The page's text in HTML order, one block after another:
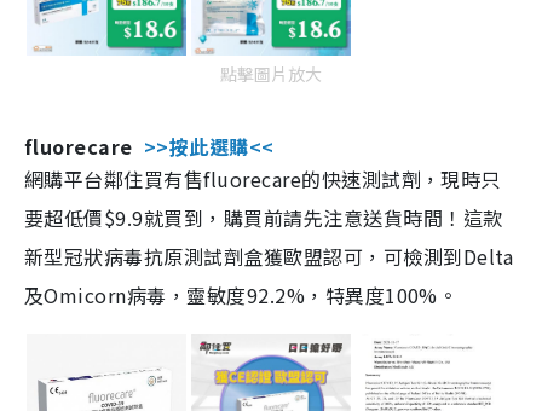
點擊圖片放大
fluorecare >>按此選購<<
網購平台鄰住買有售fluorecare的快速測試劑，現時只
要超低價$9.9就買到，購買前請先注意送貨時間！這款
新型冠狀病毒抗原測試劑盒獲歐盟認可，可檢測到Delta
及Omicorn病毒，靈敏度92.2%，特異度100%。